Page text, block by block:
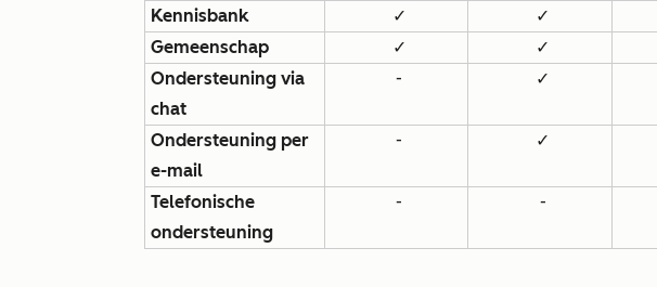
Kennisbank ✓ ✓
Gemeenschap
✓ ✓
Ondersteuning via
chat
- ✓
Ondersteuning per
e-mail
- ✓
Telefonische
ondersteuning
- -